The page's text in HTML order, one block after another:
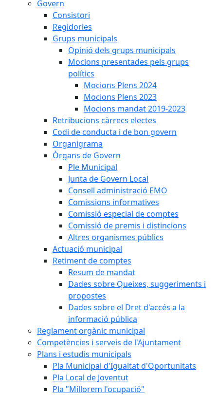
Govern
Consistori
Regidories
Grups municipals
Opinió dels grups municipals
Mocions presentades pels grups
polítics
Mocions Plens 2024
Mocions Plens 2023
Mocions mandat 2019-2023
Retribucions càrrecs electes
Codi de conducta i de bon govern
Organigrama
Òrgans de Govern
Ple Municipal
Junta de Govern Local
Consell administració EMO
Comissions informatives
Comissió especial de comptes
Comissió de premis i distincions
Altres organismes públics
Actuació municipal
Retiment de comptes
Resum de mandat
Dades sobre Queixes, suggeriments i
propostes
Dades sobre el Dret d'accés a la
informació pública
Reglament orgànic municipal
Competències i serveis de l'Ajuntament
Plans i estudis municipals
Pla Municipal d'Igualtat d'Oportunitats
Pla Local de Joventut
Pla "Millorem l'ocupació"